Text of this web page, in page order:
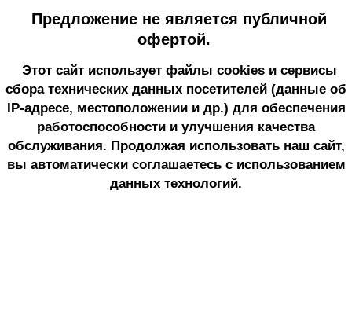
Предложение не является публичной
офертой.
Этот сайт использует файлы cookies и сервисы
сбора технических данных посетителей (данные об
IP-адресе, местоположении и др.) для обеспечения
работоспособности и улучшения качества
обслуживания. Продолжая использовать наш сайт,
вы автоматически соглашаетесь с использованием
данных технологий.